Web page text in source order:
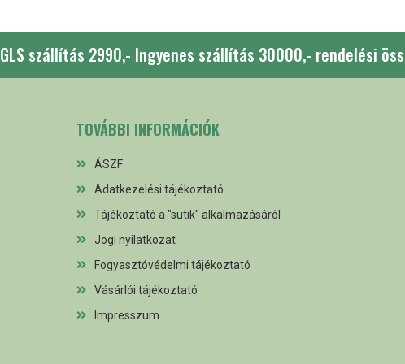
GLS szállítás 2990,- Ingyenes szállítás 30000,- rendelési
TOVÁBBI INFORMÁCIÓK
ÁSZF
Adatkezelési tájékoztató
Tájékoztató a "sütik" alkalmazásáról
Jogi nyilatkozat
Fogyasztóvédelmi tájékoztató
Vásárlói tájékoztató
Impresszum